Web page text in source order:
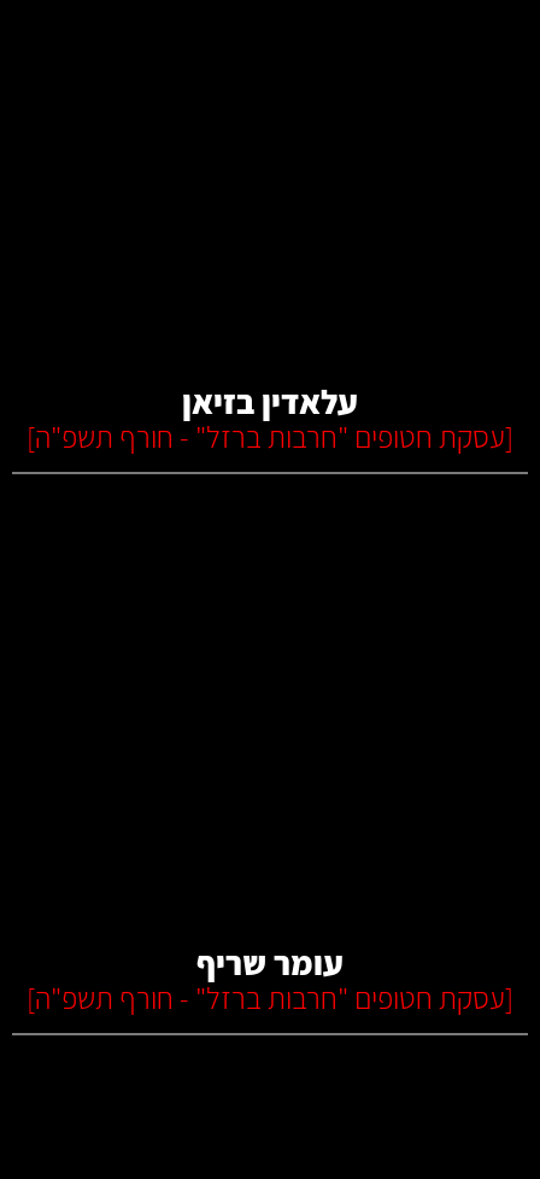
עלאדין בזיאן
[עסקת חטופים "חרבות ברזל" - חורף תשפ"ה]
עומר שריף
[עסקת חטופים "חרבות ברזל" - חורף תשפ"ה]